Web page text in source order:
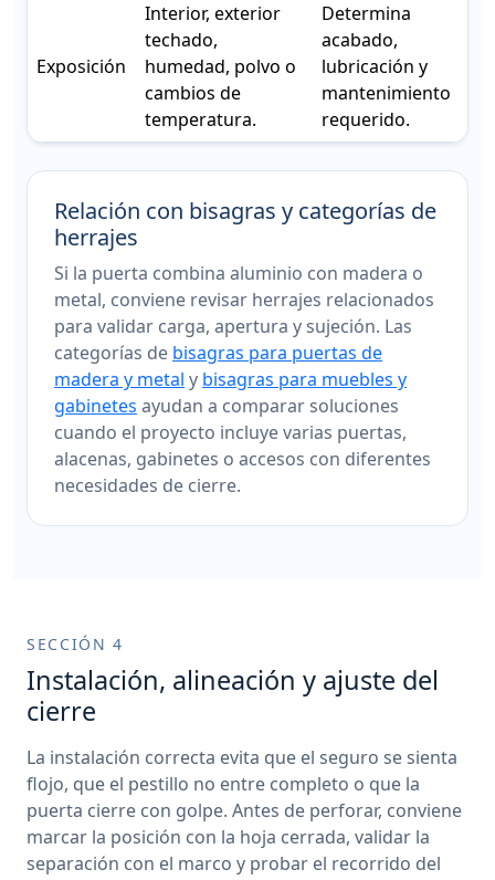
Exposición
Interior, exterior
techado,
humedad, polvo o
cambios de
temperatura.
Determina
acabado,
lubricación y
mantenimiento
requerido.
Relación con bisagras y categorías de
herrajes
Si la puerta combina aluminio con madera o
metal, conviene revisar herrajes relacionados
para validar carga, apertura y sujeción. Las
categorías de bisagras para puertas de
madera y metal y bisagras para muebles y
gabinetes ayudan a comparar soluciones
cuando el proyecto incluye varias puertas,
alacenas, gabinetes o accesos con diferentes
necesidades de cierre.
SECCIÓN 4
Instalación, alineación y ajuste del
cierre
La instalación correcta evita que el seguro se sienta
flojo, que el pestillo no entre completo o que la
puerta cierre con golpe. Antes de perforar, conviene
marcar la posición con la hoja cerrada, validar la
separación con el marco y probar el recorrido del